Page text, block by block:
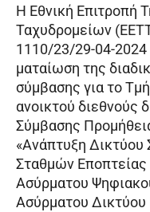
Η Εθνική Επιτροπή
Ταχυδρομείων
1110/23/29-04-
ματαίωση της
σύμβασης για το
ανοικτού διεθνούς
Σύμβασης
«Ανάπτυξη
Σταθμών
Ασύρματου
Ασύρματου